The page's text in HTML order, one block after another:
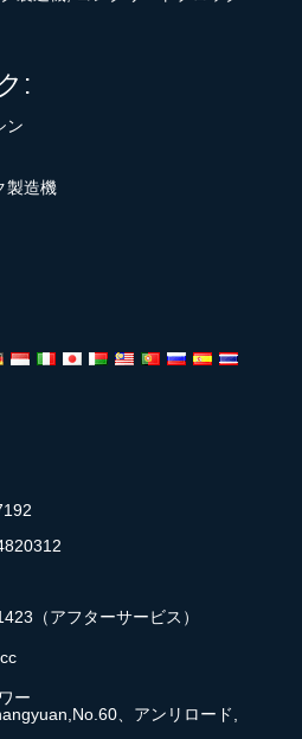
:
ン
製造機
（アフターサービス）
ー
、アンリロード,